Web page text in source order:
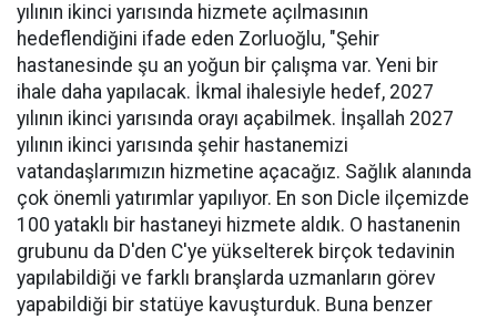
yılının ikinci yarısında hizmete açılmasının
hedeflendiğini ifade eden Zorluoğlu, "Şehir
hastanesinde şu an yoğun bir çalışma var. Yeni bir
ihale daha yapılacak. İkmal ihalesiyle hedef, 2027
yılının ikinci yarısında orayı açabilmek. İnşallah 2027
yılının ikinci yarısında şehir hastanemizi
vatandaşlarımızın hizmetine açacağız. Sağlık alanında
çok önemli yatırımlar yapılıyor. En son Dicle ilçemizde
100 yataklı bir hastaneyi hizmete aldık. O hastanenin
grubunu da D'den C'ye yükselterek birçok tedavinin
yapılabildiği ve farklı branşlarda uzmanların görev
yapabildiği bir statüye kavuşturduk. Buna benzer